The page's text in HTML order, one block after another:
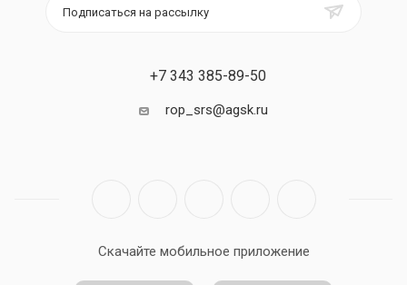
Подписаться на рассылку
+7 343 385-89-50
rop_srs@agsk.ru
Скачайте мобильное приложение